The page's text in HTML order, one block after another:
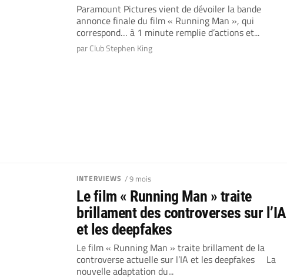
Paramount Pictures vient de dévoiler la bande
annonce finale du film « Running Man », qui
correspond… à 1 minute remplie d’actions et...
par Club Stephen King
INTERVIEWS / 9 mois
Le film « Running Man » traite
brillament des controverses sur l’IA
et les deepfakes
Le film « Running Man » traite brillament de la
controverse actuelle sur l’IA et les deepfakes La
nouvelle adaptation du...